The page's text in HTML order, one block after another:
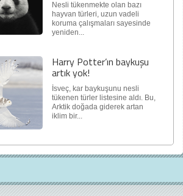
Nesli tükenmekte olan bazı
hayvan türleri, uzun vadeli
koruma çalışmaları sayesinde
yeniden...
Harry Potter’ın baykuşu
artık yok!
İsveç, kar baykuşunu nesli
tükenen türler listesine aldı. Bu,
Arktik doğada giderek artan
iklim bir...